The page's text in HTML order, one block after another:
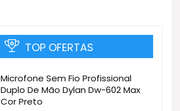
TOP OFERTAS
Microfone Sem Fio Profissional
Duplo De Mão Dylan Dw-602 Max
Cor Preto